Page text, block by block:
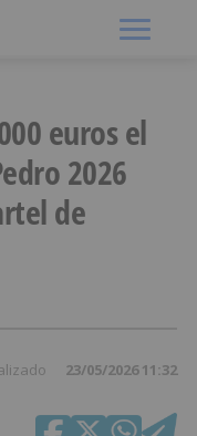
euros el
2026
de
23/05/2026 11:32